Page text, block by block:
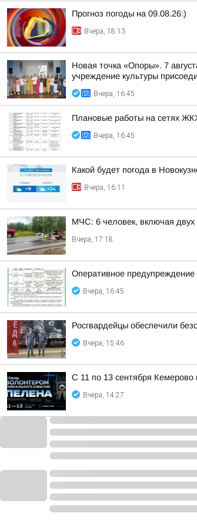
Прогноз погоды на 09.08.26:)
Вчера, 18:13
Новая точка «Опоры». 7
учреждение культуры
Вчера, 16:45
Плановые работы на сетях
Вчера, 16:45
Какой будет погода в
Вчера, 16:11
МЧС: 6 человек, включая двух
Вчера, 17:18
Оперативное предупреждение
Вчера, 16:45
Росгвардейцы обеспечили
Вчера, 15:46
С 11 по 13 сентября
Вчера, 14:27